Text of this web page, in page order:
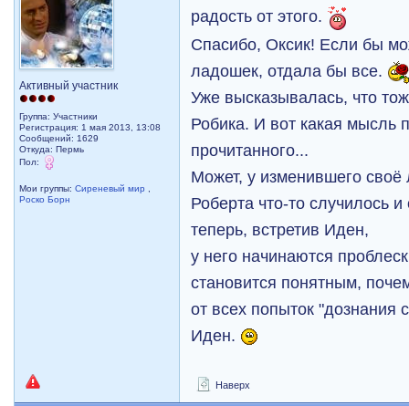
Активный участник
Группа: Участники
Регистрация: 1 мая 2013, 13:08
Сообщений: 1629
Откуда: Пермь
Пол:
Мои группы:Сиреневый мир
Роско Борн
радость от этого.
Спасибо, Оксик! Если бы
ладошек, отдала бы все.
Уже высказывалась, что
Робика. И вот какая мысль
прочитанного...
Может, у изменившего
Роберта что-то случилось
теперь, встретив Иден,
у него начинаются
становится понятным,
от всех попыток "дознания
Иден.
Наверх